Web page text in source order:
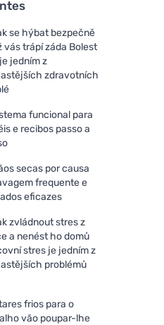
se hýbat bezpečně
vás trápí záda Bolest
jedním z
zdravotních
funcional para
e recibos passo a
secas por causa
frequente e
eficazes
zvládnout stres z
a nenést ho domů
stres je jedním z
problémů
frios para o
vão poupar-lhe